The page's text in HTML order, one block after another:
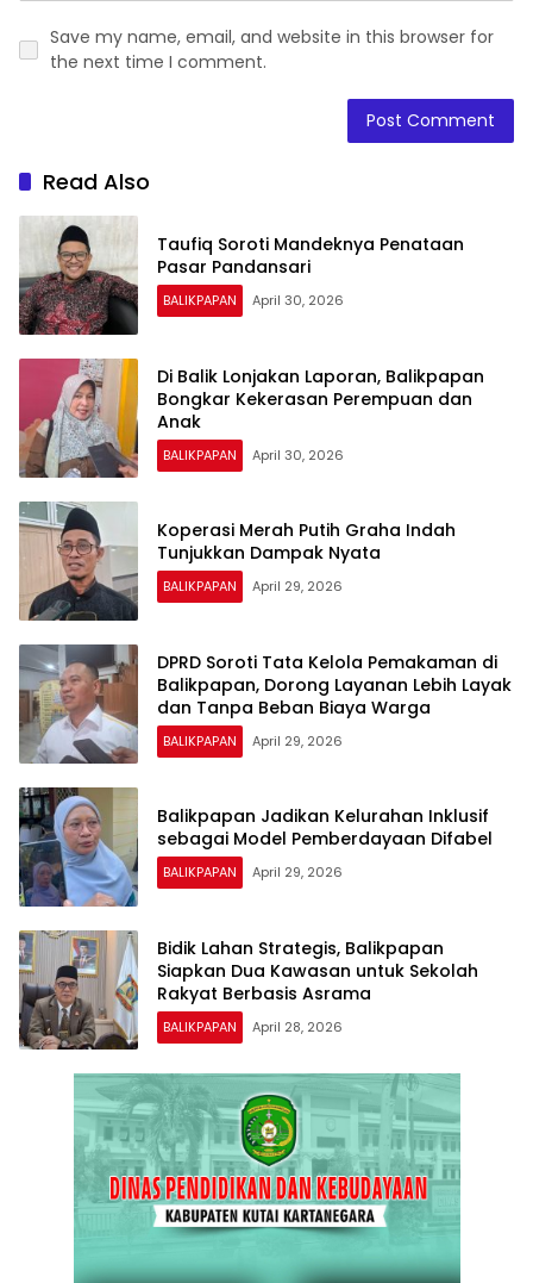
Save my name, email, and website in this browser for
the next time I comment.
Read Also
Taufiq Soroti Mandeknya Penataan
Pasar Pandansari
BALIKPAPAN April 30, 2026
Di Balik Lonjakan Laporan, Balikpapan
Bongkar Kekerasan Perempuan dan
Anak
BALIKPAPAN April 30, 2026
Koperasi Merah Putih Graha Indah
Tunjukkan Dampak Nyata
BALIKPAPAN April 29, 2026
DPRD Soroti Tata Kelola Pemakaman di
Balikpapan, Dorong Layanan Lebih Layak
dan Tanpa Beban Biaya Warga
BALIKPAPAN April 29, 2026
Balikpapan Jadikan Kelurahan Inklusif
sebagai Model Pemberdayaan Difabel
BALIKPAPAN April 29, 2026
Bidik Lahan Strategis, Balikpapan
Siapkan Dua Kawasan untuk Sekolah
Rakyat Berbasis Asrama
BALIKPAPAN April 28, 2026